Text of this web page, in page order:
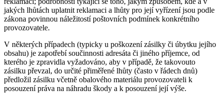
jakých lhůtách uplatnit reklamaci a lhůty pro její vyřízení jsou podle
zákona povinnou náležitostí poštovních podmínek konkrétního
provozovatele.
V některých případech (typicky u poškození zásilky či úbytku jejího
obsahu) je zapotřebí součinnosti adresáta či jiného příjemce, od
kterého je zpravidla vyžadováno, aby v případě, že takovouto
zásilku převzal, do určité přiměřené lhůty (často v řádech dnů)
předložil zásilku včetně obalového materiálu provozovateli k
posouzení práva na náhradu škody a k posouzení její výše.